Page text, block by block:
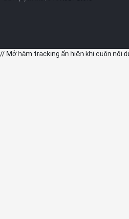
nghe gọi tốt hơn. Ngoài ra, camera
độ phân giải 12 megapixel cùng với
sau) và 1080p (camera trước) hứa
được những video call sắc nét hơn,
// Mở hàm tracking ẩn hiện khi cuộn nội